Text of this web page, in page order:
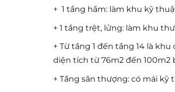
+ 1 tầng hầm: làm khu kỹ
+ 1 tầng trệt, lửng: làm khu
+ Từ tầng 1 đến tầng 14 là
diện tích từ 76m2 đến 100m2
+ Tầng sân thượng: có mái